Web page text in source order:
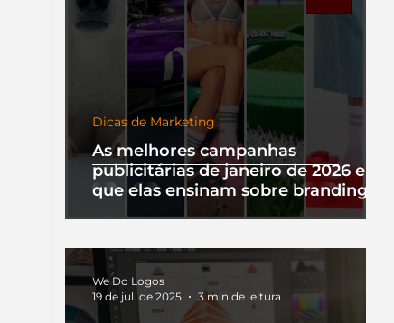
As melhores campanhas
publicitárias de janeiro de 2026 e o
que elas ensinam sobre branding
Dicas de Marketing
We Do Logos
19 de jul. de 2025
3 min de leitura